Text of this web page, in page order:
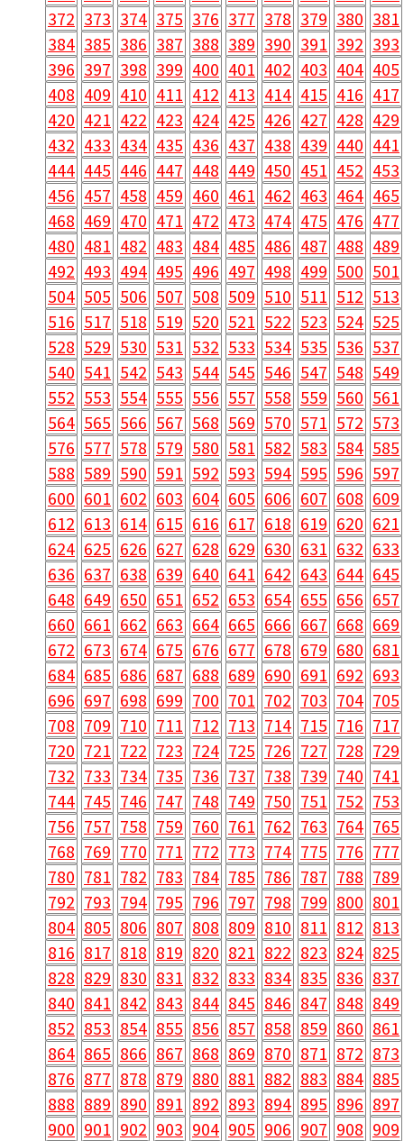
372 373 374 375 376 377 378 379 380 381
384 385 386 387 388 389 390 391 392 393
396 397 398 399 400 401 402 403 404 405
408 409 410 411 412 413 414 415 416 417
420 421 422 423 424 425 426 427 428 429
432 433 434 435 436 437 438 439 440 441
444 445 446 447 448 449 450 451 452 453
456 457 458 459 460 461 462 463 464 465
468 469 470 471 472 473 474 475 476 477
480 481 482 483 484 485 486 487 488 489
492 493 494 495 496 497 498 499 500 501
504 505 506 507 508 509 510 511 512 513
516 517 518 519 520 521 522 523 524 525
528 529 530 531 532 533 534 535 536 537
540 541 542 543 544 545 546 547 548 549
552 553 554 555 556 557 558 559 560 561
564 565 566 567 568 569 570 571 572 573
576 577 578 579 580 581 582 583 584 585
588 589 590 591 592 593 594 595 596 597
600 601 602 603 604 605 606 607 608 609
612 613 614 615 616 617 618 619 620 621
624 625 626 627 628 629 630 631 632 633
636 637 638 639 640 641 642 643 644 645
648 649 650 651 652 653 654 655 656 657
660 661 662 663 664 665 666 667 668 669
672 673 674 675 676 677 678 679 680 681
684 685 686 687 688 689 690 691 692 693
696 697 698 699 700 701 702 703 704 705
708 709 710 711 712 713 714 715 716 717
720 721 722 723 724 725 726 727 728 729
732 733 734 735 736 737 738 739 740 741
744 745 746 747 748 749 750 751 752 753
756 757 758 759 760 761 762 763 764 765
768 769 770 771 772 773 774 775 776 777
780 781 782 783 784 785 786 787 788 789
792 793 794 795 796 797 798 799 800 801
804 805 806 807 808 809 810 811 812 813
816 817 818 819 820 821 822 823 824 825
828 829 830 831 832 833 834 835 836 837
840 841 842 843 844 845 846 847 848 849
852 853 854 855 856 857 858 859 860 861
864 865 866 867 868 869 870 871 872 873
876 877 878 879 880 881 882 883 884 885
888 889 890 891 892 893 894 895 896 897
900 901 902 903 904 905 906 907 908 909